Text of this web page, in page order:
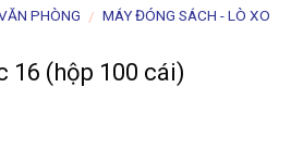
PHÒNG / MÁY ĐÓNG SÁCH - LÒ XO
16 (hộp 100 cái)